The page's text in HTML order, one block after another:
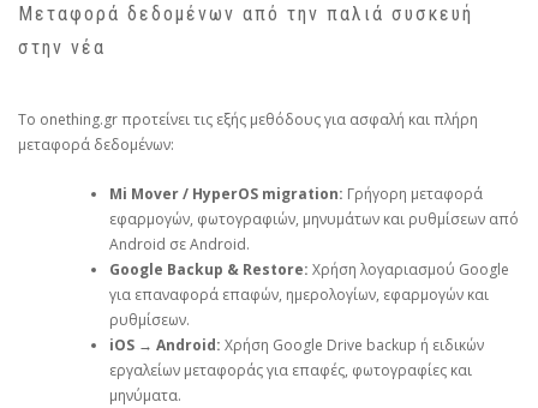
Μεταφορά δεδομένων από την παλιά συσκευή
στην νέα
Το onething.gr προτείνει τις εξής μεθόδους για ασφαλή και πλήρη
μεταφορά δεδομένων:
Mi Mover / HyperOS migration: Γρήγορη μεταφορά
εφαρμογών, φωτογραφιών, μηνυμάτων και ρυθμίσεων από
Android σε Android.
Google Backup & Restore: Χρήση λογαριασμού Google
για επαναφορά επαφών, ημερολογίων, εφαρμογών και
ρυθμίσεων.
iOS → Android: Χρήση Google Drive backup ή ειδικών
εργαλείων μεταφοράς για επαφές, φωτογραφίες και
μηνύματα.